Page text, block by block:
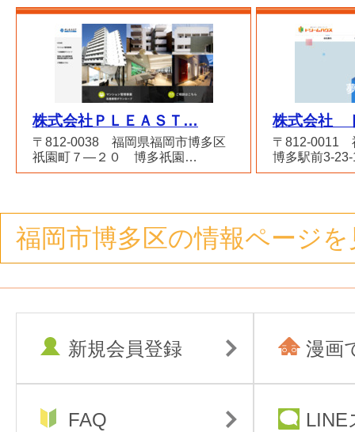
株式会社ＰＬＥＡＳＴ…
〒812-0038 福岡県福岡市博多区
祇園町７―２０ 博多祇園…
株式会社
〒812-0011
博多駅前3-
福岡市博多区の情報ページ
新規会員登録 漫画
FAQ LINE